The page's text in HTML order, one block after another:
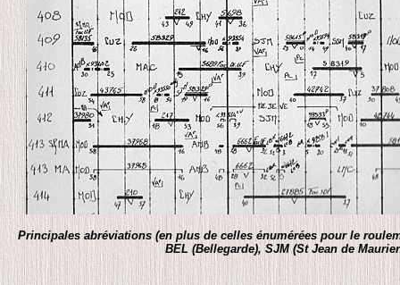
Principales abréviations (en plus de celles énumérées pour le
BEL (Bellegarde), SJM (St Jean de